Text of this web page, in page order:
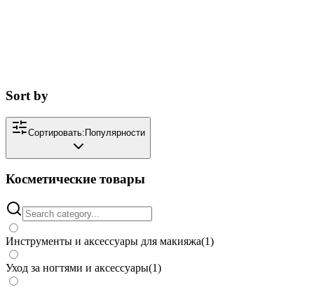
Sort by
Сортировать:Популярности
Косметические товары
Инструменты и аксессуары для макияжа(1)
Уход за ногтями и аксессуары(1)